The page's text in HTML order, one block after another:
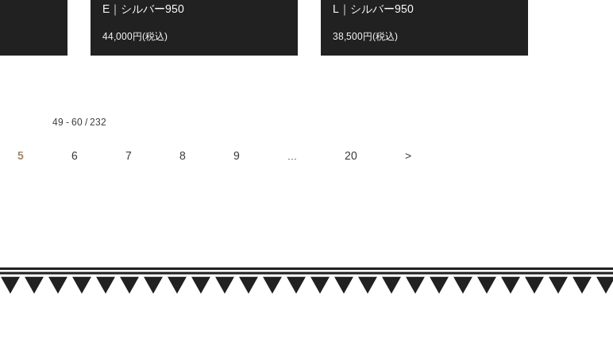
E｜シルバー950
44,000円(税込)
L｜シルバー950
38,500円(税込)
49 - 60 / 232
5 6 7 8 9 ... 20 >